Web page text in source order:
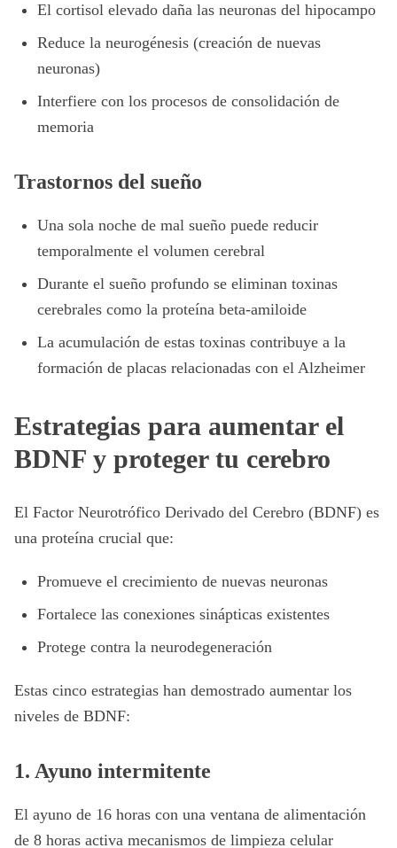
El cortisol elevado daña las neuronas del hipocampo
Reduce la neurogénesis (creación de nuevas
neuronas)
Interfiere con los procesos de consolidación de
memoria
Trastornos del sueño
Una sola noche de mal sueño puede reducir
temporalmente el volumen cerebral
Durante el sueño profundo se eliminan toxinas
cerebrales como la proteína beta-amiloide
La acumulación de estas toxinas contribuye a la
formación de placas relacionadas con el Alzheimer
Estrategias para aumentar el
BDNF y proteger tu cerebro
El Factor Neurotrófico Derivado del Cerebro (BDNF) es
una proteína crucial que:
Promueve el crecimiento de nuevas neuronas
Fortalece las conexiones sinápticas existentes
Protege contra la neurodegeneración
Estas cinco estrategias han demostrado aumentar los
niveles de BDNF:
1. Ayuno intermitente
El ayuno de 16 horas con una ventana de alimentación
de 8 horas activa mecanismos de limpieza celular